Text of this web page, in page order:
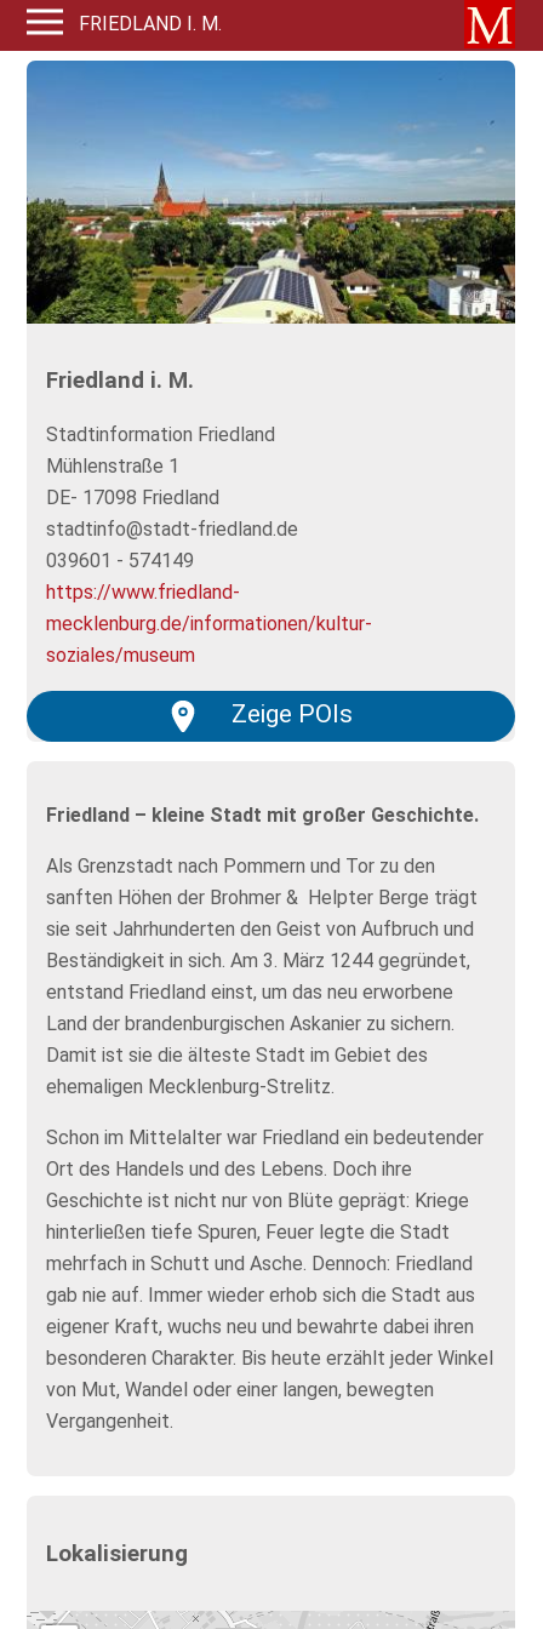
FRIEDLAND I. M.
Friedland i. M.
Stadtinformation Friedland
Mühlenstraße 1
DE- 17098 Friedland
stadtinfo@stadt-friedland.de
039601 - 574149
https://www.friedland-
mecklenburg.de/informationen/kultur-
soziales/museum
Zeige POIs
Friedland – kleine Stadt mit großer Geschichte.
Als Grenzstadt nach Pommern und Tor zu den
sanften Höhen der Brohmer & Helpter Berge trägt
sie seit Jahrhunderten den Geist von Aufbruch und
Beständigkeit in sich. Am 3. März 1244 gegründet,
entstand Friedland einst, um das neu erworbene
Land der brandenburgischen Askanier zu sichern.
Damit ist sie die älteste Stadt im Gebiet des
ehemaligen Mecklenburg-Strelitz.
Schon im Mittelalter war Friedland ein bedeutender
Ort des Handels und des Lebens. Doch ihre
Geschichte ist nicht nur von Blüte geprägt: Kriege
hinterließen tiefe Spuren, Feuer legte die Stadt
mehrfach in Schutt und Asche. Dennoch: Friedland
gab nie auf. Immer wieder erhob sich die Stadt aus
eigener Kraft, wuchs neu und bewahrte dabei ihren
besonderen Charakter. Bis heute erzählt jeder Winkel
von Mut, Wandel oder einer langen, bewegten
Vergangenheit.
Lokalisierung